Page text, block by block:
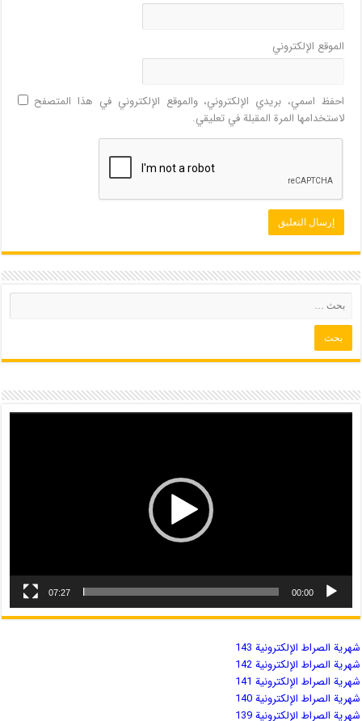
الموقع الإلكتروني
احفظ اسمي، بريدي الإلكتروني، والموقع الإلكتروني في هذا المتصفح
لاستخدامها المرة المقبلة في تعليقي.
00:00
07:27
شهریة الصراط الإلكترونية 143
شهریة الصراط الإلكترونية 142
شهریة الصراط الإلكترونية 141
شهریة الصراط الإلكترونية 140
شهریة الصراط الإلكترونية 139